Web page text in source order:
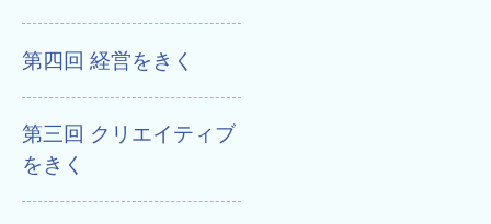
第四回 経営をきく
第三回 クリエイティブ
をきく